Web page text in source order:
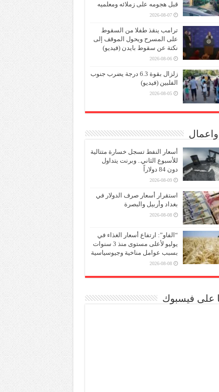
قبل هجومه على زملائه ومعلميه
2026-08-07
ترامب ينقذ طفلا من السقوط
على المسرح ويحول الموقف إلى
نكتة عن سقوط بايدن (فيديو)
2026-08-06
زلزال بقوة 6.3 درجة يضرب جنوب
الفلبين (فيديو)
2026-08-05
أسعار النفط تسجل خسارة متتالية
للأسبوع الثاني.. وبرنت يتداول
دون 84 دولاراً
2026-08-09
استقرار أسعار صرف الدولار في
بغداد وأربيل والبصرة
2026-08-08
“الفاو”: ارتفاع أسعار الغذاء في
يوليو لأعلى مستوى منذ 3 سنوات
بسبب عوامل مناخية وجيوسياسية
2026-08-08
على فيسبوك